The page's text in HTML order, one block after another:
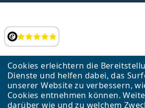
Cookies erleichtern die
Dienste und helfen dabei, das
unserer Website zu verbessern,
Cookies entnehmen können.
darüber wie und zu welchem
Bewertung